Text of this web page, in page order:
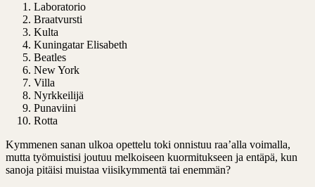
Laboratorio
Braatvursti
Kulta
Kuningatar Elisabeth
Beatles
New York
Villa
Nyrkkeilijä
Punaviini
Rotta
Kymmenen sanan ulkoa opettelu toki onnistuu raa’alla voimalla,
mutta työmuistisi joutuu melkoiseen kuormitukseen ja entäpä, kun
sanoja pitäisi muistaa viisikymmentä tai enemmän?